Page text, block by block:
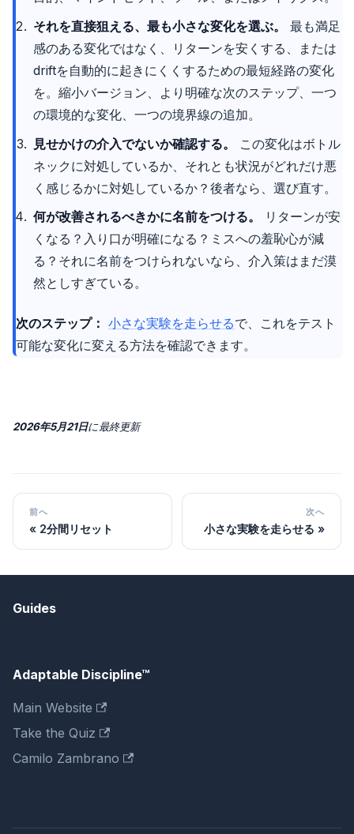
それを直接狙える、最も小さな変化を選ぶ。
最も満足
感のある変化ではなく、リターンを安くする、または
driftを自動的に起きにくくするための最短経路の変化
を。縮小バージョン、より明確な次のステップ、一つ
の環境的な変化、一つの境界線の追加。
見せかけの介入でないか確認する。
この変化はボトル
ネックに対処しているか、それとも状況がどれだけ悪
く感じるかに対処しているか？後者なら、選び直す。
何が改善されるべきかに名前をつける。
リターンが安
くなる？入り口が明確になる？ミスへの羞恥心が減
る？それに名前をつけられないなら、介入策はまだ漠
然としすぎている。
次のステップ： 小さな実験を走らせるで、これをテスト
可能な変化に変える方法を確認できます。
2026年5月21日に最終更新
前へ
2分間リセット
次へ
小さな実験を走らせる
Guides
Adaptable Discipline™
Main Website
Take the Quiz
Camilo Zambrano